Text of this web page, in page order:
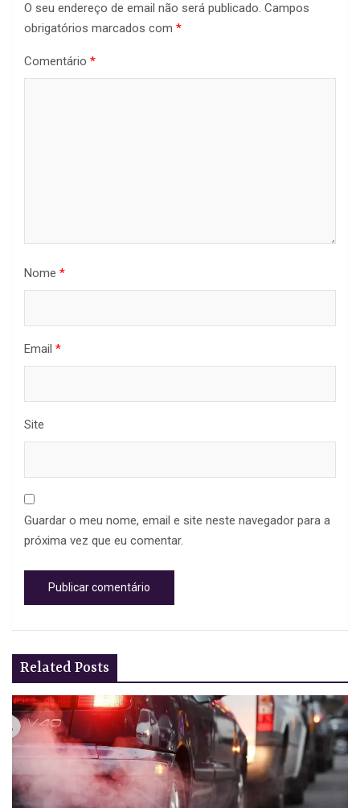
O seu endereço de email não será publicado. Campos
obrigatórios marcados com *
Comentário *
Nome *
Email *
Site
Guardar o meu nome, email e site neste navegador para a
próxima vez que eu comentar.
Related Posts